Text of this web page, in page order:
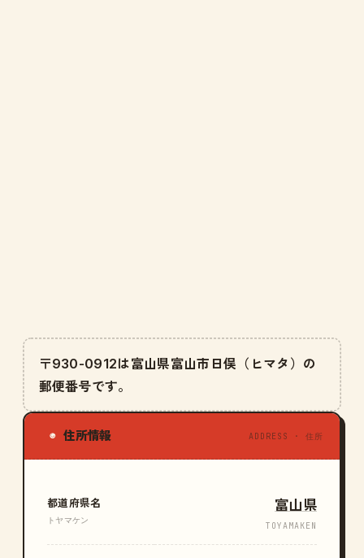
〒930-0912は富山県富山市日俣（ヒマタ）の
郵便番号です。
◉ 住所情報 ADDRESS · 住所
都道府県名
トヤマケン
富山県
TOYAMAKEN